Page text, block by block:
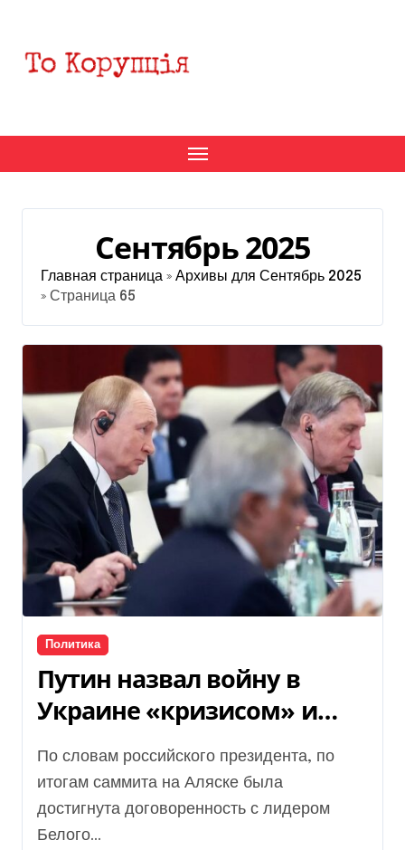
содержанию
Сентябрь 2025
Главная страница » Архивы для Сентябрь 2025
» Страница 65
Политика
Путин назвал войну в
Украине «кризисом» и
обвинил Запад в гибели
украинцев (видео)
По словам российского президента, по
итогам саммита на Аляске была
достигнута договоренность с лидером
Белого...